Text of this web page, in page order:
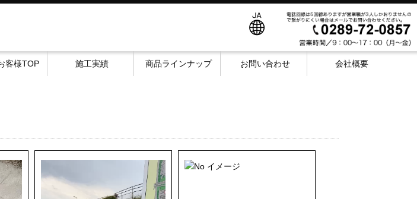
客様TOP 施工実績 商品ラインナップ お問い合わせ 会社概要